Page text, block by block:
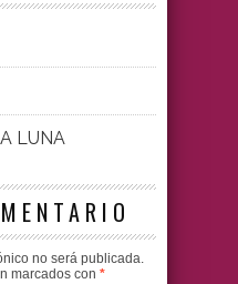
LUNA
no será publicada.
marcados con *